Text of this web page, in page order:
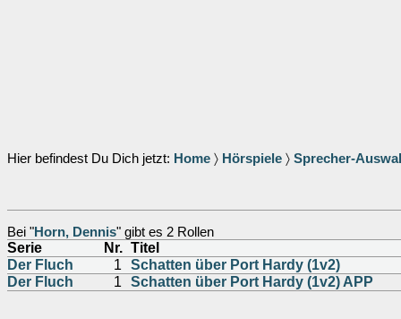
Hier befindest Du Dich jetzt: Home 〉 Hörspiele 〉 Sprecher-
Bei "Horn, Dennis" gibt es 2 Rollen
Serie Nr. Titel
Der Fluch
1
Schatten über Port Hardy (1v2)
Der Fluch
1 Schatten über Port Hardy (1v2) APP